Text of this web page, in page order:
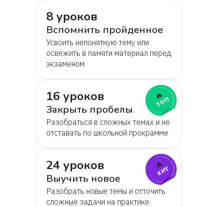
8 уроков
Вспомнить пройденное
Усвоить непонятную тему или
освежить в памяти материал перед
экзаменом
16 уроков
Закрыть пробелы
Разобраться в сложных темах и не
отставать по школьной прокрамме
🔥
топ
24 уроков
Выучить новое
Разобрать новые темы и отточить
сложные задачи на практике
🔥
хит